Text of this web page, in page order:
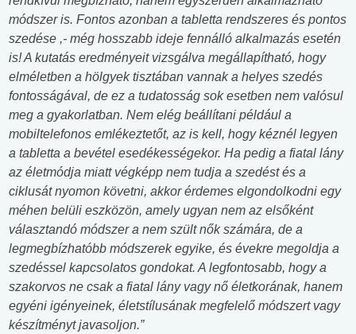
módszer is. Fontos azonban a tabletta rendszeres és pontos
szedése ,- még hosszabb ideje fennálló alkalmazás esetén
is! A kutatás eredményeit vizsgálva megállapítható, hogy
elméletben a hölgyek tisztában vannak a helyes szedés
fontosságával, de ez a tudatosság sok esetben nem valósul
meg a gyakorlatban. Nem elég beállítani például a
mobiltelefonos emlékeztetőt, az is kell, hogy kéznél legyen
a tabletta a bevétel esedékességekor. Ha pedig a fiatal lány
az életmódja miatt végképp nem tudja a szedést és a
ciklusát nyomon követni, akkor érdemes elgondolkodni egy
méhen belüli eszközön, amely ugyan nem az elsőként
választandó módszer a nem szült nők számára, de a
legmegbízhatóbb módszerek egyike, és évekre megoldja a
szedéssel kapcsolatos gondokat. A legfontosabb, hogy a
szakorvos ne csak a fiatal lány vagy nő életkorának, hanem
egyéni igényeinek, életstílusának megfelelő módszert vagy
készítményt javasoljon.”